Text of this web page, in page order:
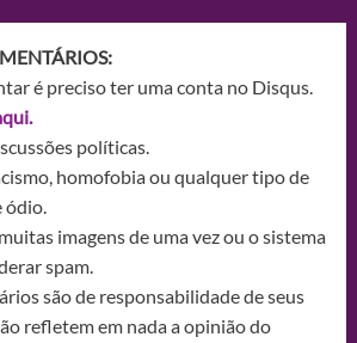
é preciso ter uma conta no Disqus.
políticas.
homofobia ou qualquer tipo de
ódio.
imagens de uma vez ou o sistema
spam.
são de responsabilidade de seus
refletem em nada a opinião do